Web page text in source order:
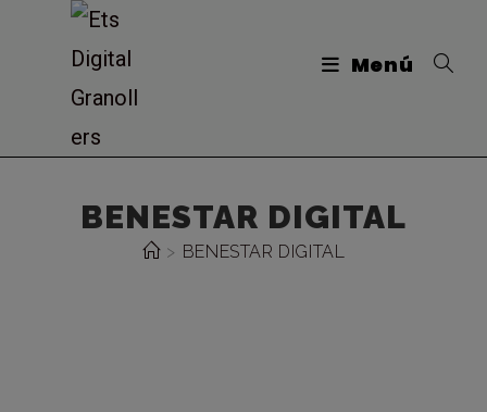
Menú
BENESTAR DIGITAL
> BENESTAR DIGITAL